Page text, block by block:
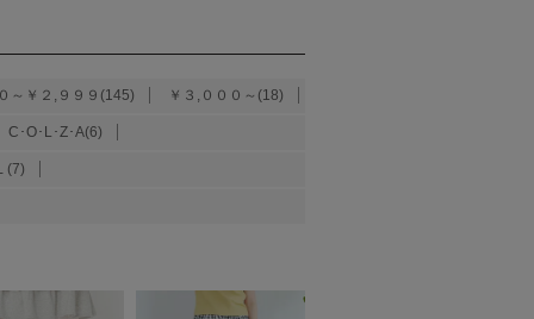
～￥２,９９９(145) ￥３,０００～(18)
C･O･L･Z･A(6)
(7)